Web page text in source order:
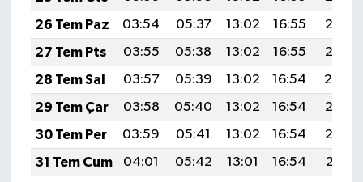
26 Tem Paz
03:54 05:37 13:02 16:55
20:16
27 Tem Pts
03:55 05:38 13:02 16:55
20:15
28 Tem Sal
03:57 05:39 13:02 16:54
20:14
29 Tem Çar
03:58 05:40 13:02 16:54
20:13
30 Tem Per
03:59 05:41 13:02 16:54
20:12
31 Tem Cum
04:01 05:42 13:01 16:54
20:11